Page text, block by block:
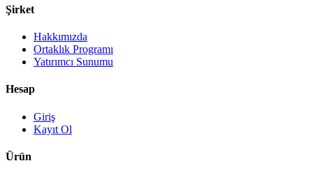
Şirket
Hakkımızda
Ortaklık Programı
Yatırımcı Sunumu
Hesap
Giriş
Kayıt Ol
Ürün